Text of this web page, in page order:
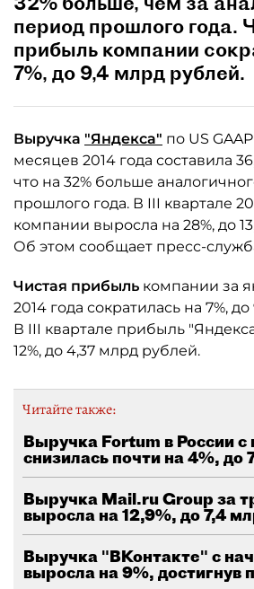
период прошлого года.
прибыль компании
7%, до 9,4 млрд рублей.
Выручка "Яндекса" по US
месяцев 2014 года составила
что на 32% больше
прошлого года. В III квартале
компании выросла на 28%, до
Об этом сообщает пресс-
Чистая прибыль компании за
2014 года сократилась на 7%,
В III квартале прибыль
12%, до 4,37 млрд рублей.
Читайте также:
Выручка Fortum в России с
снизилась почти на 4%, до
Выручка Mail.ru Group за
выросла на 12,9%, до 7,4
Выручка "ВКонтакте" с
выросла на 9%, достигнув